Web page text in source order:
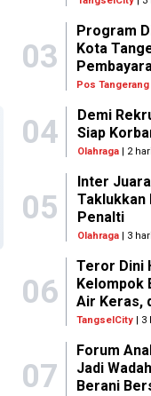
03
Program
Kota
Pos Tangerang
04
Demi
Siap
Olahraga| 2
05
Inter
Taklukkan
Penalti
Olahraga| 3
06
Teror Dini
Kelompok
Air Keras,
TangselCity |
07
Forum
Jadi
Berani